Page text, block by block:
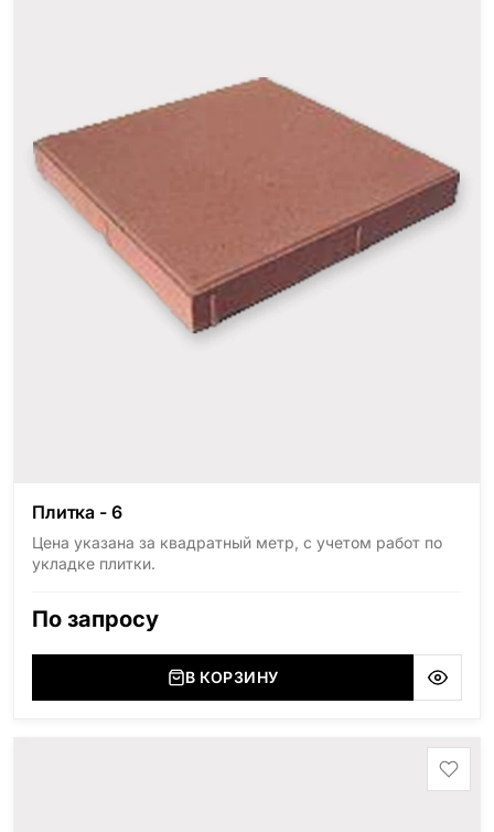
Плитка - 6
Цена указана за квадратный метр, с учетом работ по
укладке плитки.
По запросу
В КОРЗИНУ